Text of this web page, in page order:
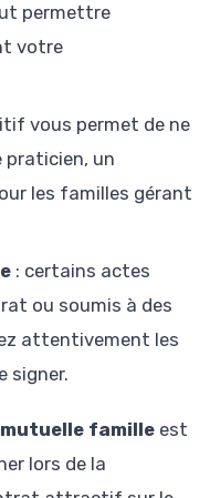
permettre
votre
vous permet de ne
praticien, un
les familles gérant
: certains actes
ou soumis à des
attentivement les
signer.
famille est
lors de la